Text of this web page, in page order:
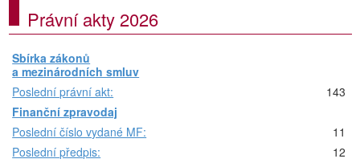
Právní akty 2026
Sbírka zákonů
a mezinárodních smluv
Poslední právní akt:
143
Finanční zpravodaj
Poslední číslo vydané MF:
11
Poslední předpis:
12